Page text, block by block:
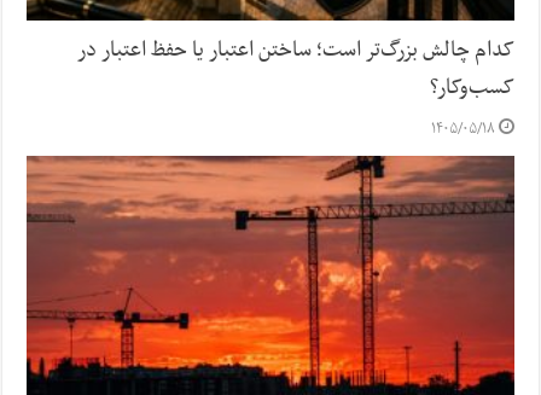
کدام چالش بزرگ‌تر است؛ ساختن اعتبار یا حفظ اعتبار در
کسب‌وکار؟
۱۴۰۵/۰۵/۱۸